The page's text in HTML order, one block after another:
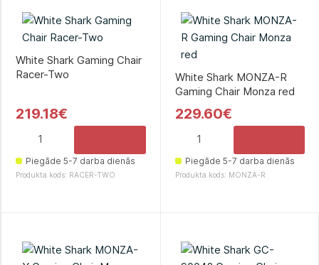
White Shark Gaming Chair
Racer-Two
219.18€
Piegāde 5-7 darba dienās
Produkta kods: RACER-TWO
White Shark MONZA-R
Gaming Chair Monza red
229.60€
Piegāde 5-7 darba dienās
Produkta kods: MONZA-R